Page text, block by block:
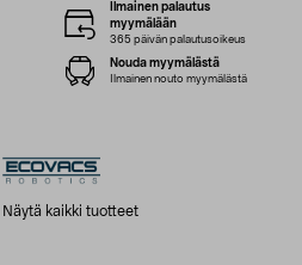
Näytä kaikki tuotteet
Ilmainen palautus
myymälään
365 päivän palautusoikeus
Nouda myymälästä
Ilmainen nouto myymälästä